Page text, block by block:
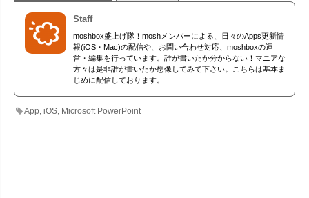
Staff
moshbox盛上げ隊！moshメンバーによる、日々のApps更新情
報(iOS・Mac)の配信や、お問い合わせ対応、moshboxの運
営・編集を行っています。誰が書いたか分からない！マニアな
方々は是非誰が書いたか想像してみて下さい。こちらは基本ま
じめに配信しております。
App ,iOS Microsoft PowerPoint